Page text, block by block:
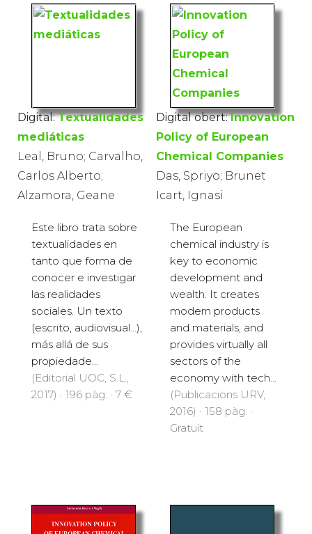
Digital: Textualidades
mediáticas
Leal, Bruno; Carvalho,
Carlos Alberto;
Alzamora, Geane
Este libro trata sobre
textualidades en
tanto que forma de
conocer e investigar
las realidades
sociales. Un texto
(escrito, audiovisual…),
más allá de sus
propiedade...
(Editorial UOC, S.L.,
2017) · 196 pàg. · 7 €
Digital obert: Innovation
Policy of European
Chemical Companies
Das, Spriyo; Brunet
Icart, Ignasi
The European
chemical industry is
key to economic
development and
wealth. It creates
modern products
and materials, and
provides virtually all
sectors of the
economy with tech...
(Publicacions URV,
2016) · 158 pàg. ·
Gratuït